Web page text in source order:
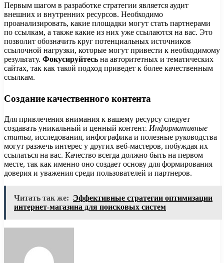
Первым шагом в разработке стратегии является аудит
внешних и внутренних ресурсов. Необходимо
проанализировать, какие площадки могут стать партнерами
по ссылкам, а также какие из них уже ссылаются на вас. Это
позволит обозначить круг потенциальных источников
ссылочной нагрузки, которые могут привести к необходимому
результату. Фокусируйтесь на авторитетных и тематических
сайтах, так как такой подход приведет к более качественным
ссылкам.
Создание качественного контента
Для привлечения внимания к вашему ресурсу следует
создавать уникальный и ценный контент. Информативные
статьи, исследования, инфографика и полезные руководства
могут разжечь интерес у других веб-мастеров, побуждая их
ссылаться на вас. Качество всегда должно быть на первом
месте, так как именно оно создает основу для формирования
доверия и уважения среди пользователей и партнеров.
Читать так же: Эффективные стратегии оптимизации
интернет-магазина для поисковых систем